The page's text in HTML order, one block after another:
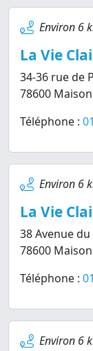
Environ 6
La Vie
34-36 rue de
78600
Téléphone :
Environ 6
La Vie
38 Avenue
78600
Téléphone :
Environ 6